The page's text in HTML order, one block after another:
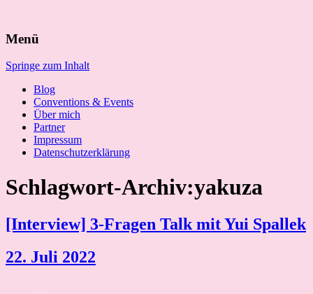
nach:
Menü
Springe zum Inhalt
Blog
Conventions & Events
Über mich
Partner
Impressum
Datenschutzerklärung
Schlagwort-Archiv:yakuza
[Interview] 3-Fragen Talk mit Yui Spallek
22. Juli 2022